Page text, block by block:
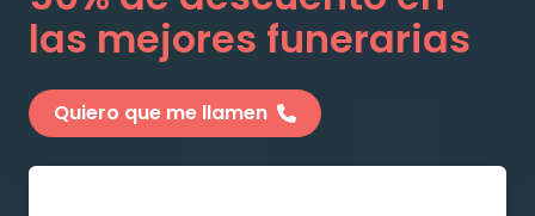
las mejores funerarias
Quiero que me llamen